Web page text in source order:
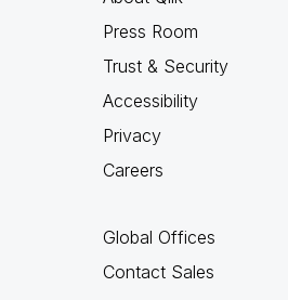
Press Room
Trust & Security
Accessibility
Privacy
Careers
Global Offices
Contact Sales